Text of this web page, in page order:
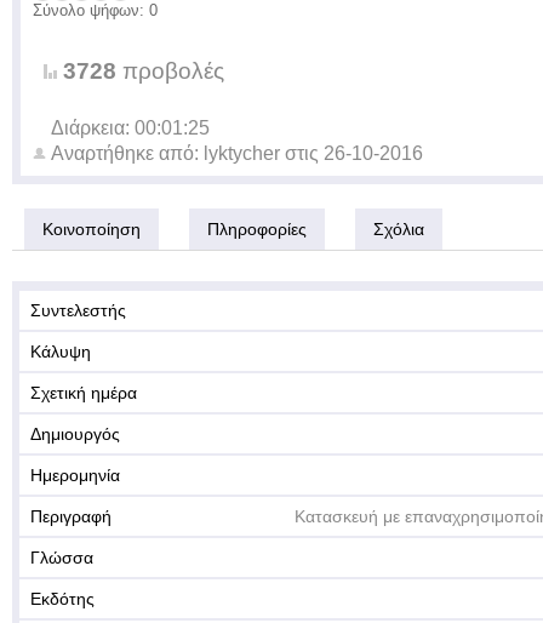
Σύνολο ψήφων: 0
3728 προβολές
Διάρκεια: 00:01:25
Αναρτήθηκε από: lyktycher στις 26-10-2016
Κοινοποίηση Πληροφορίες Σχόλια
Συντελεστής
Κάλυψη
Σχετική ημέρα
Δημιουργός
Ημερομηνία
Περιγραφή Κατασκευή με
Γλώσσα
Εκδότης